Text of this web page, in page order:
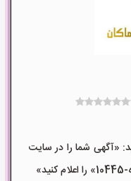
«آگهی شما را در سایت